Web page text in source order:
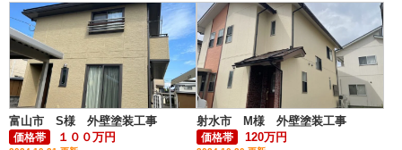
富山市 S様 外壁塗装工事
価格帯 １００万円
射水市 M様 外壁塗装工事
価格帯 120万円